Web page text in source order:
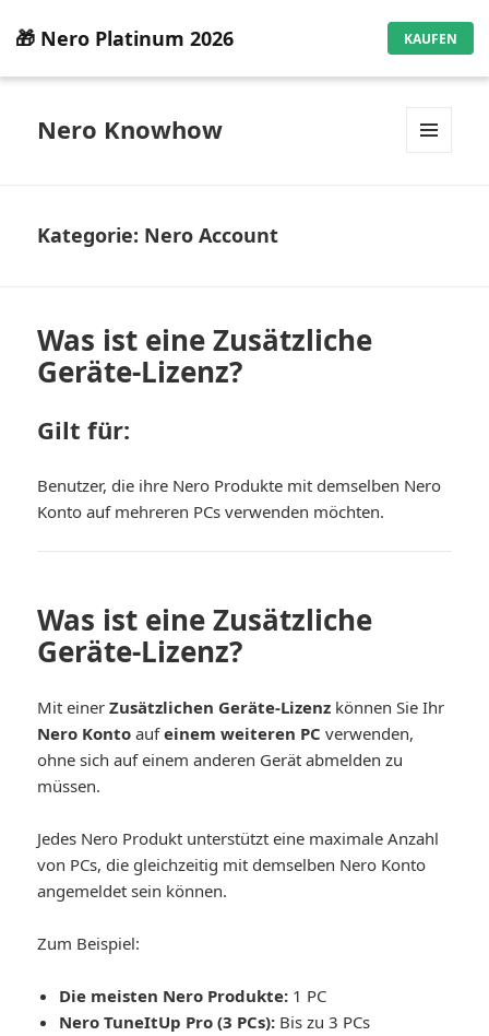
🎁 Nero Platinum 2026 KAUFEN
Nero Knowhow
Kategorie: Nero Account
Was ist eine Zusätzliche
Geräte-Lizenz?
Gilt für:
Benutzer, die ihre Nero Produkte mit demselben Nero
Konto auf mehreren PCs verwenden möchten.
Was ist eine Zusätzliche
Geräte-Lizenz?
Mit einerZusätzlichen Geräte-Lizenz können Sie Ihr
Nero Konto aufeinem weiteren PC verwenden,
ohne sich auf einem anderen Gerät abmelden zu
müssen.
Jedes Nero Produkt unterstützt eine maximale Anzahl
von PCs, die gleichzeitig mit demselben Nero Konto
angemeldet sein können.
Zum Beispiel:
Die meisten Nero Produkte: 1 PC
Nero TuneItUp Pro (3 PCs): Bis zu 3 PCs